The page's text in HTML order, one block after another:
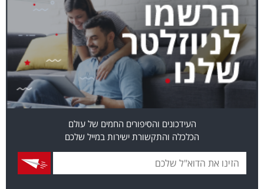
פרסמו
באייס
עקבו
העידכונים והסיפורים החמים של עולם
הכלכלה והתקשורת ישירות במייל שלכם